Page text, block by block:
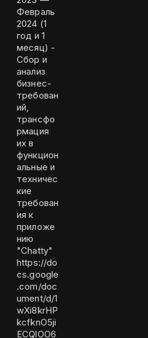
Февраль
2024 (1
год и 1
месяц) -
Сбор и
анализ
бизнес-
требован
ий,
трансфо
рмация
их в
функцион
альные и
техничес
кие
требован
ия к
приложе
нию
"Chatty"
https://do
cs.google
.com/doc
ument/d/1
wXi8krHP
kcfknO5ji
ECQlOO6